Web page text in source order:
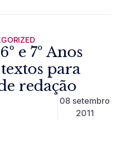
e 7º Anos
para
redação
08 setembro
2011